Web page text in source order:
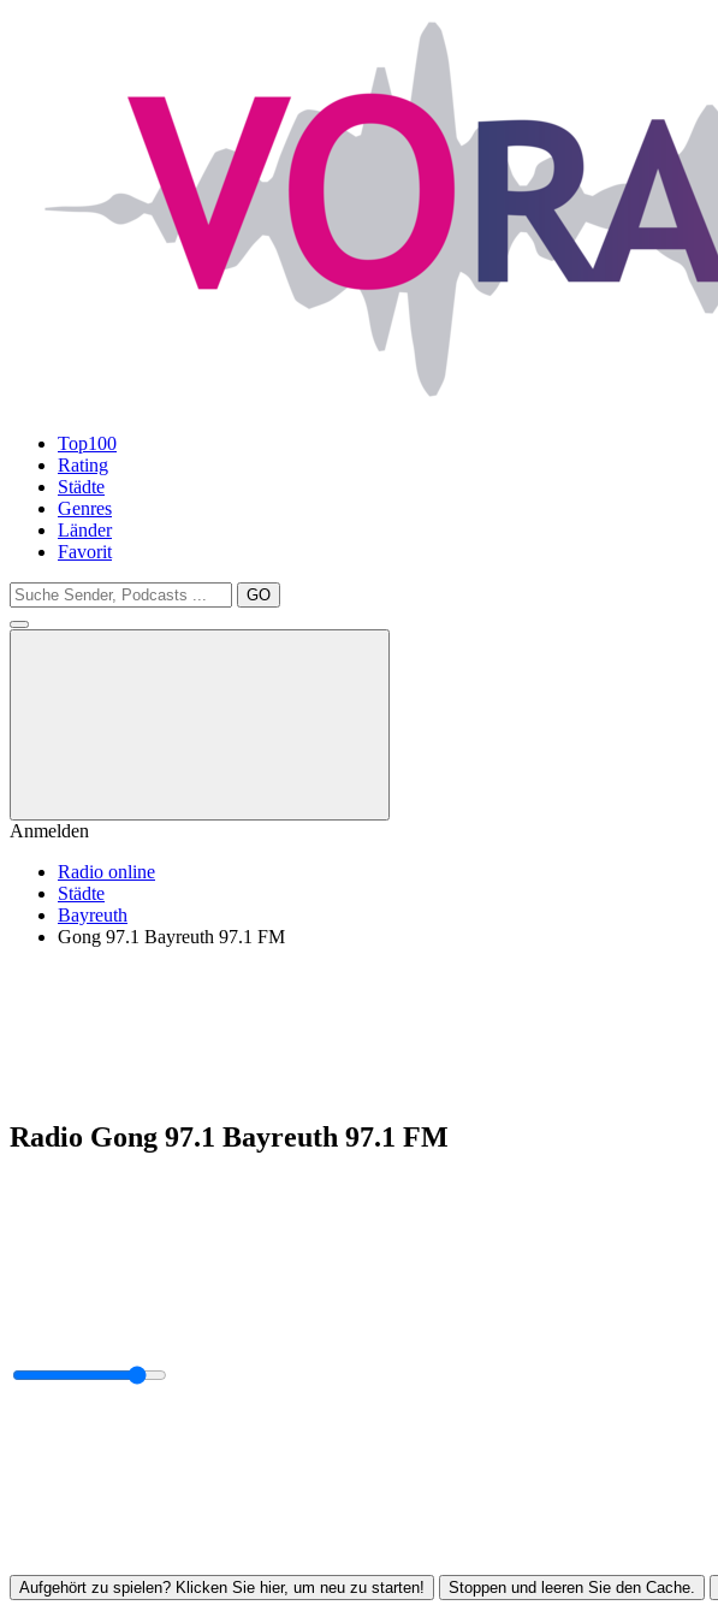
Top100
Rating
Städte
Genres
Länder
Favorit
GO
Anmelden
Radio online
Städte
Bayreuth
Gong 97.1 Bayreuth 97.1 FM
Radio Gong 97.1 Bayreuth 97.1 FM
Aufgehört zu spielen? Klicken Sie hier, um neu zu starten! Stoppen und leeren Sie den Cache.